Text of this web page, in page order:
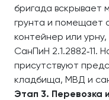
бригада вскрывает
грунта и помещает
контейнер или
СанПиН 2.1.2882‑11.
присутствуют
кладбища, МВД и
Этап 3. Перевозка